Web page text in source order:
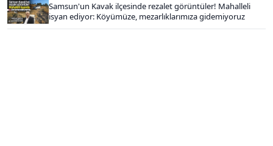
Samsun'un Kavak ilçesinde rezalet görüntüler! Mahalleli
isyan ediyor: Köyümüze, mezarlıklarımıza gidemiyoruz